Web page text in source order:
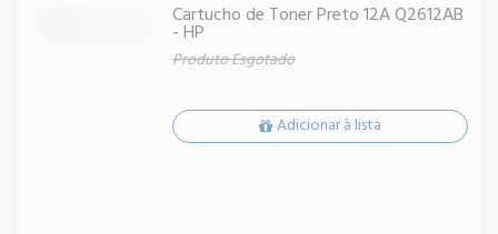
Cartucho de Toner Preto 12A Q2612AB
- HP
Produto Esgotado
Adicionar à lista